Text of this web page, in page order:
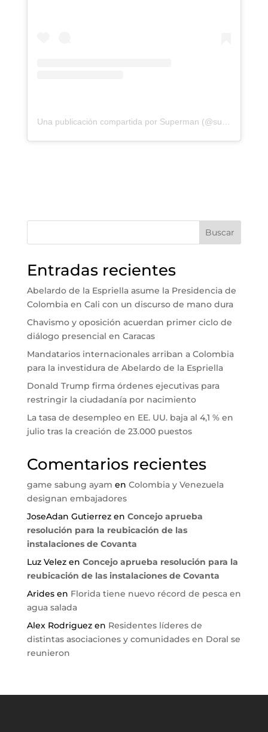
Buscar
Entradas recientes
Abelardo de la Espriella asume la Presidencia de
Colombia en Cali con un discurso de mano dura
Chavismo y oposición acuerdan primer ciclo de
diálogo presencial en Caracas
Mandatarios internacionales arriban a Colombia
para la investidura de Abelardo de la Espriella
Donald Trump firma órdenes ejecutivas para
restringir la ciudadanía por nacimiento
La tasa de desempleo en EE. UU. baja al 4,1 % en
julio tras la creación de 23.000 puestos
Comentarios recientes
game sabung ayam en Colombia y Venezuela
designan embajadores
JoseAdan Gutierrezen Concejo aprueba
resolución para la reubicación de las
instalaciones de Covanta
Luz Velezen Concejo aprueba resolución para la
reubicación de las instalaciones de Covanta
Aridesen Florida tiene nuevo récord de pesca en
agua salada
Alex Rodriguezen Residentes líderes de
distintas asociaciones y comunidades en Doral se
reunieron